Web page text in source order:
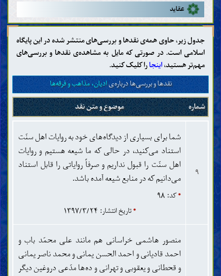
عقاید
شناخت خداوند (وجود، صفات و افعال)
شناخت خلفاء خداوند
پیامبران
پیامبر خاتم
ویژگی‌های پیامبر خاتم
یاران و همسران پیامبر خاتم
عترت و اهل بیت پیامبر خاتم
مهدی
وجود مهدی و ویژگی‌های او
منصور زمینه‌ساز ظهور مهدی
گفته‌ها و نوشته‌ها
اقدامات و اهداف
یاران و دوستداران
نشانه‌های ظهور مهدی و فتنه‌های آخر الزّمان
شناخت آخرت
شناخت ایمان و کفر
ویژگی‌ها و مراتب ایمان و کفر
اصول و قواعد
جدول زیر، حاوی همه‌ی نقدها و بررسی‌های منتشر شده در این پایگاه
اسلامی است. در صورتی که مایل به مشاهده‌ی نقدها و بررسی‌های
مهم‌تر هستید،اینجارا کلیک کنید.
نقدها و بررسی‌ها درباره‌یادیان، مذاهب و فرقه‌ها
شماره
موضوع و متن نقد
۹
شما برای بسیاری از دیدگاه‌های خود به روایات اهل سنّت
استناد می‌کنید، در حالی که ما شیعه هستیم و روایات
اهل سنّت را قبول نداریم و صرفاً روایاتی را قابل استناد
می‌دانیم که در منابع شیعه آمده باشد.
*کد: ۹۸
*تاریخ انتشار: ۱۳۹۷/۳/۲۴
منصور هاشمی خراسانی هم مانند علی محمّد باب و
احمد قادیانی و احمد الحسن یمانی و محمد ناصر یمانی
و قحطانی و یعقوبی و تهرانی و ده‌ها مدّعی دروغین دیگر